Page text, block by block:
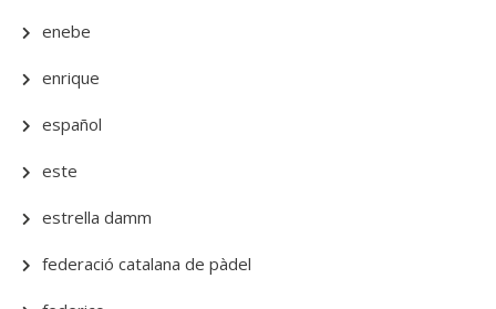
enebe
enrique
español
este
estrella damm
federació catalana de pàdel